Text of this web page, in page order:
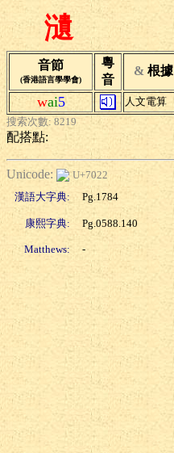
瀢
音節
(香港語言學學會)
粵
音
& 根據
wai5 人文電算
搜索次數: 8219
配搭點:
Unicode:
U+7022
漢語大字典:
Pg.1784
康熙字典: Pg.0588.140
Matthews: -